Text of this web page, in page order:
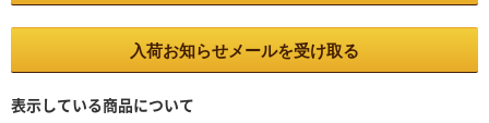
入荷お知らせメールを受け取る
表示している商品について